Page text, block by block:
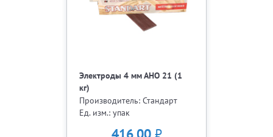
Электроды 4 мм АНО 21 (1
кг)
Производитель: Стандарт
Ед. изм.: упак